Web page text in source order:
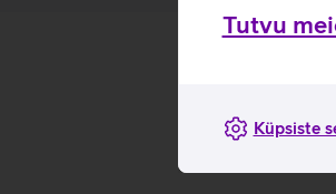
Tutvu
Küpsiste